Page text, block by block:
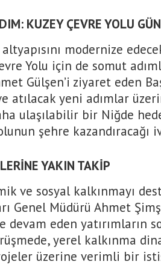
KUZEY ÇEVRE YOLU
altyapısını modernize
Yolu için de somut
Gülşen’i ziyaret eden
atılacak yeni adımlar
ulaşılabilir bir Niğde
şehre kazandıracağı
YAKIN TAKİP
ve sosyal kalkınmayı
Genel Müdürü Ahmet
devam eden yatırımların
yerel kalkınma
üzerine verimli bir